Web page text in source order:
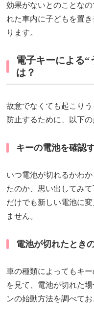
効果がないとのことな
れた車内に子どもを置
ります。
電子キーによる“
は？
故意でなくても起こりう
防止するために、以下
キーの電池を確認
いつ電池が切れるかわ
たのか、思い出してみ
だけでも新しい電池に
ません。
電池が切れたとき
車の種類によってもキ
を見て、電池が切れた
ンの始動方法を調べてお